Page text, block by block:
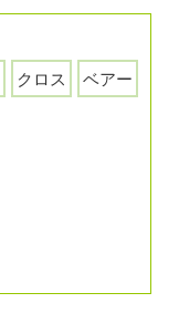
クロス ベアー